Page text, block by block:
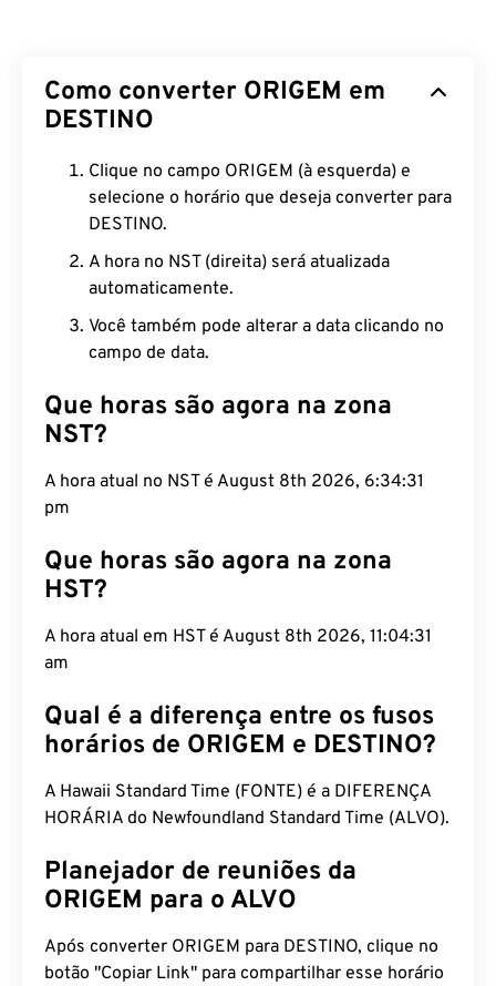
Como converter ORIGEM em
DESTINO
Clique no campo ORIGEM (à esquerda) e
selecione o horário que deseja converter para
DESTINO.
A hora no NST (direita) será atualizada
automaticamente.
Você também pode alterar a data clicando no
campo de data.
Que horas são agora na zona
NST?
A hora atual no NST é August 8th 2026, 6:34:32
pm
Que horas são agora na zona
HST?
A hora atual em HST é August 8th 2026, 11:04:32
am
Qual é a diferença entre os fusos
horários de ORIGEM e DESTINO?
A Hawaii Standard Time (FONTE) é a DIFERENÇA
HORÁRIA do Newfoundland Standard Time (ALVO).
Planejador de reuniões da
ORIGEM para o ALVO
Após converter ORIGEM para DESTINO, clique no
botão "Copiar Link" para compartilhar esse horário